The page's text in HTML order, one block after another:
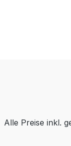
Alle Preise inkl.